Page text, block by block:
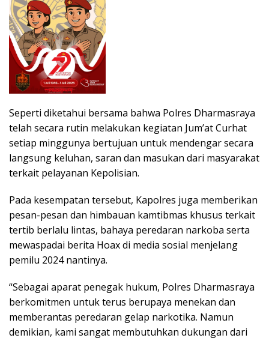
Seperti diketahui bersama bahwa Polres Dharmasraya
telah secara rutin melakukan kegiatan Jum’at Curhat
setiap minggunya bertujuan untuk mendengar secara
langsung keluhan, saran dan masukan dari masyarakat
terkait pelayanan Kepolisian.
Pada kesempatan tersebut, Kapolres juga memberikan
pesan-pesan dan himbauan kamtibmas khusus terkait
tertib berlalu lintas, bahaya peredaran narkoba serta
mewaspadai berita Hoax di media sosial menjelang
pemilu 2024 nantinya.
“Sebagai aparat penegak hukum, Polres Dharmasraya
berkomitmen untuk terus berupaya menekan dan
memberantas peredaran gelap narkotika. Namun
demikian, kami sangat membutuhkan dukungan dari